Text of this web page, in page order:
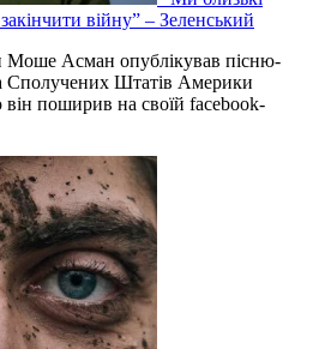
війну” – Зеленський
Моше Асман опублікував пісню-
Сполучених Штатів Америки
поширив на своїй facebook-